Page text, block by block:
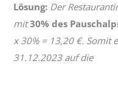
Lösung: Der
mit30% des
x 30% = 13,20 €. Somit
31.12.2023 auf die